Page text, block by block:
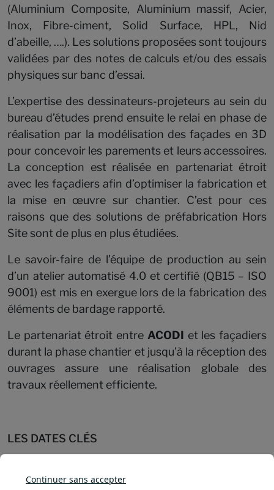
(Aluminium Composite, Aluminium massif, Acier,
Inox, Fibre-ciment, Solid Surface, HPL, Nid
d’abeille, ….). Les solutions proposées sont toujours
validées par des notes de calculs et/ou des essais
physiques sur banc d’essai.
L’expertise des dessinateurs-projeteurs au sein du
bureau d’études prend ensuite le relai en phase de
réalisation par la modélisation des façades en 3D
pour concevoir les parements et leurs accessoires.
La conception est réalisée en partenariat étroit
avec les façadiers afin d’optimiser la fabrication et
la mise en œuvre sur chantier. C’est pour ces
raisons que des solutions de préfabrication Hors
Site sont de plus en plus étudiées.
Le savoir-faire de l’équipe de production au sein
d’un atelier automatisé 4.0 et certifié (QB15 – ISO
9001) est mis en exergue lors de la fabrication des
éléments de bardage rapporté.
Le partenariat étroit entre ACODI et les façadiers
durant la phase chantier et jusqu’à la réception des
ouvrages assure une réalisation globale des
travaux réellement efficiente.
LES DATES CLÉS
Continuer sans accepter